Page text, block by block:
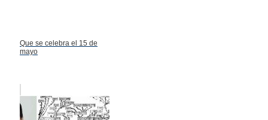
Que se celebra el 15 de
mayo